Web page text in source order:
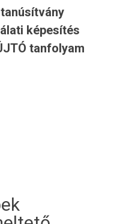
képesítés
tanfolyam